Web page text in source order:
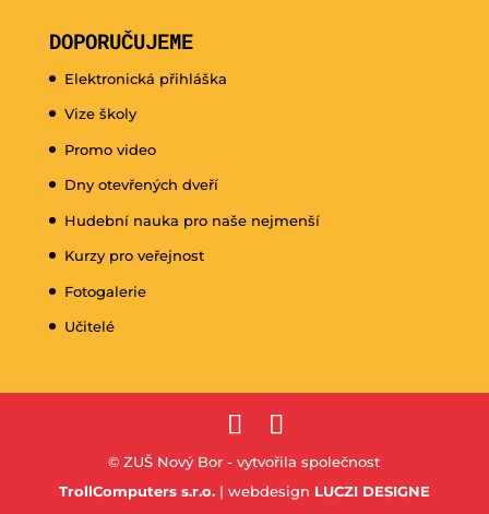
DOPORUČUJEME
Elektronická přihláška
Vize školy
Promo video
Dny otevřených dveří
Hudební nauka pro naše nejmenší
Kurzy pro veřejnost
Fotogalerie
Učitelé
© ZUŠ Nový Bor - vytvořila společnost
TrollComputers s.r.o.| webdesign LUCZI DESIGNE